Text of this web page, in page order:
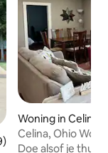
beoordeling van
Woning in Celina
Celina, Ohio
Doe alsof je thuis